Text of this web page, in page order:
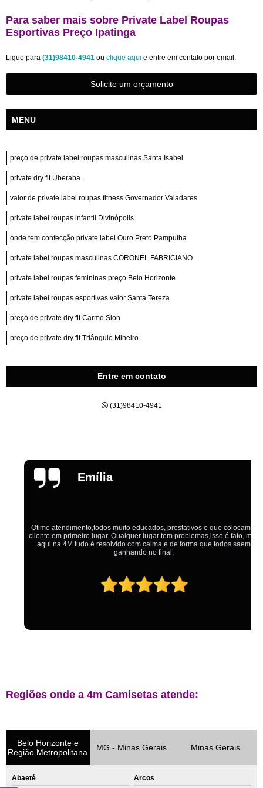
Para saber mais sobre Private Label Roupas
Esportivas Preço Ipatinga
Ligue para (31)98410-4941 ou clique aqui e entre em contato por email.
Solicite um orçamento
MENU
preço de private label roupas masculinas Santa Isabel
private dry fit Uberaba
valor de private label roupas fitness Governador Valadares
private label roupas infantil Divinópolis
onde tem confecção private label Ouro Preto Pampulha
private label roupas masculinas CORONEL FABRICIANO
private label roupas femininas preço Belo Horizonte
private label roupas esportivas valor Santa Tereza
preço de private dry fit Carmo Sion
preço de private dry fit Triângulo Mineiro
Entre em contato
(31)98410-4941
Emília
Ótimo atendimento,todos muito educados, prestativos e que colocam o
cliente em primeiro lugar. Qualquer lugar tem problemas,isso é fato, mas
aqui na 4M tudo é resolvido com calma e de forma que todos saem
ganhando no final.
Regiões onde a 4m Camisetas atende:
Belo Horizonte e
Região Metropolitana
MG - Minas Gerais Minas Gerais
Abaeté Arcos